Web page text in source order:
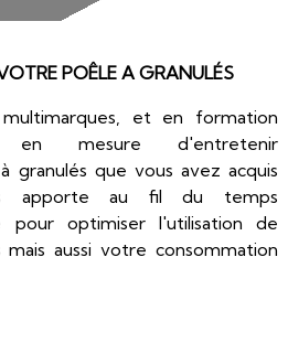
POÊLE A GRANULÉS
, et en formation
en mesure d'entretenir
granulés que vous avezacquis
apporte au fil du temps
pour optimiserl'utilisation de
mais aussi votre consommation